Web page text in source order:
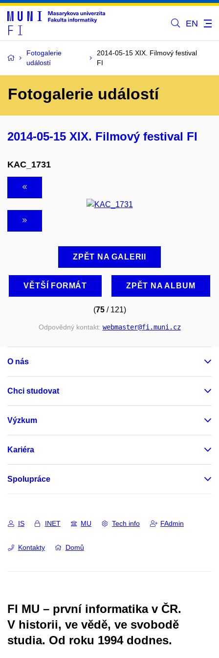
EN
Fotogalerie
událostí
2014-05-15 XIX. Filmový festival
FI
Fotogalerie událostí
2014-05-15 XIX. Filmový festival FI
KAC_1731
ZPĚT NA GALERII
VĚTŠÍ FORMÁT ZPĚT NA ALBUM
(75/ 121)
Odpovědný kontakt: webmaster@fi.muni.cz
O nás
Chci studovat
Výzkum
Kariéra
Spolupráce
IS INET MU Tech info FAdmin
Kontakty Domů
FI MU – první informatika v ČR.
V historii, ve vědě, ve svobodě
studia. Od roku 1994 dodnes.